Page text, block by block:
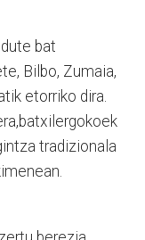
bat
Bilbo, Zumaia,
etorriko dira.
tradizionala